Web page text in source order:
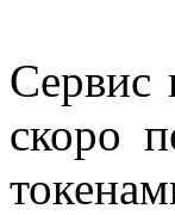
Сервис
скоро